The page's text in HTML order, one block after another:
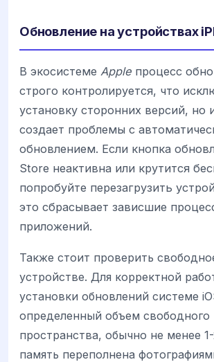
Обновление на устройствах
В экосистеме Apple процесс
строго контролируется, что
установку сторонних версий, но
создает проблемы с
обновлением. Если кнопка
Store неактивна или крутится
попробуйте перезагрузить
это сбрасывает зависшие
приложений.
Также стоит проверить
устройстве. Для корректной
установки обновлений системе
определенный объем свободного
пространства, обычно не менее
память переполнена